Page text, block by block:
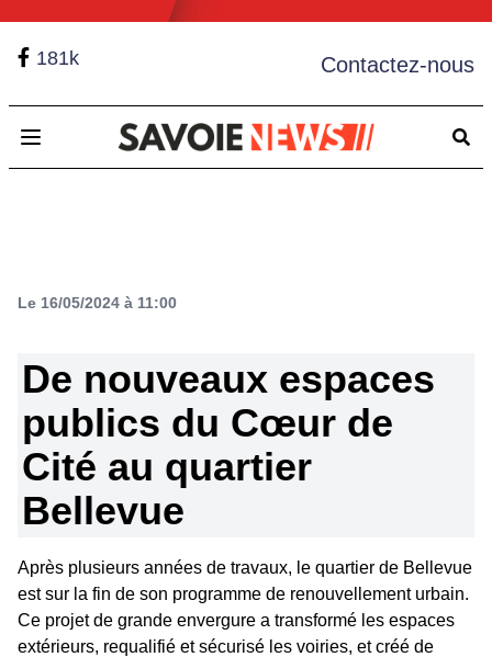
181k Contactez-nous
Open main menu
Le 16/05/2024 à 11:00
De nouveaux espaces
publics du Cœur de
Cité au quartier
Bellevue
Après plusieurs années de travaux, le quartier de Bellevue
est sur la fin de son programme de renouvellement urbain.
Ce projet de grande envergure a transformé les espaces
extérieurs, requalifié et sécurisé les voiries, et créé de